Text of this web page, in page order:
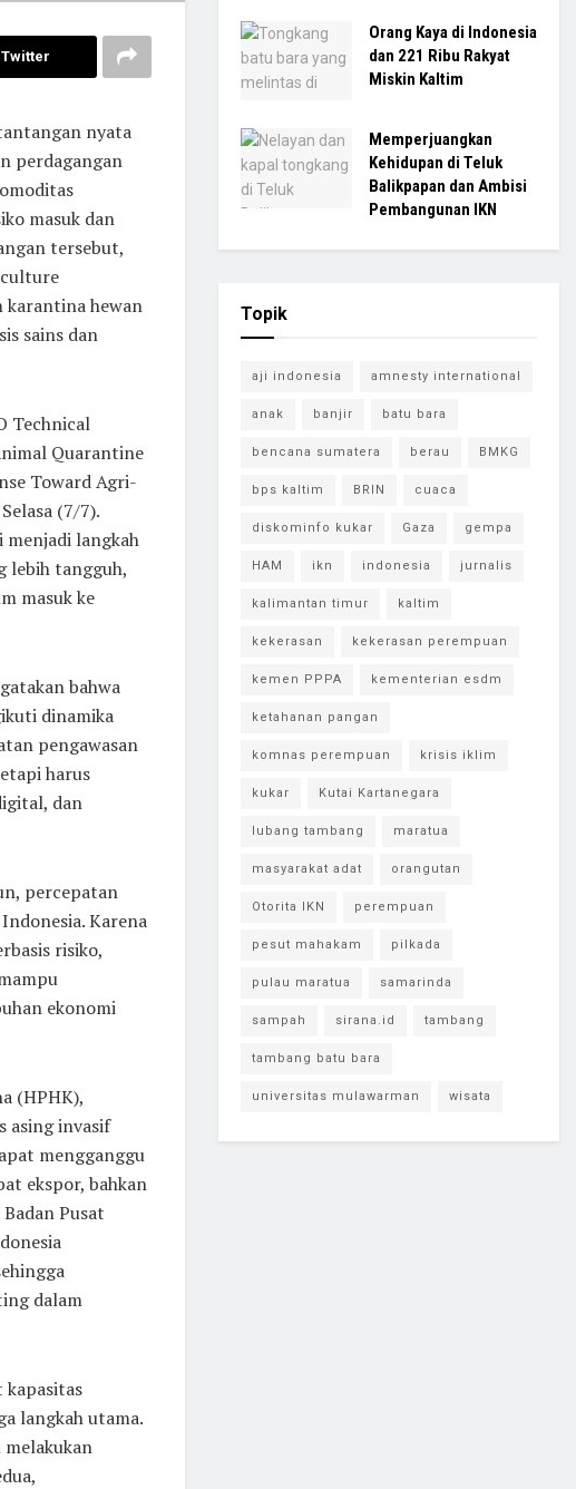
nyata
perdagangan
masuk dan
tersebut,
karantina hewan
sains dan
Technical
Quarantine
Toward Agri-
(7/7).
menjadi langkah
lebih tangguh,
masuk ke
bahwa
dinamika
pengawasan
harus
dan
percepatan
Karena
risiko,
ekonomi
(HPHK),
asing invasif
mengganggu
ekspor, bahkan
Pusat
dalam
kapasitas
langkah utama.
Orang Kaya di Indonesia
dan 221 Ribu Rakyat
Miskin Kaltim
Memperjuangkan
Kehidupan di Teluk
Balikpapan dan Ambisi
Pembangunan IKN
Topik
aji indonesia amnesty international
anak banjir batu bara
bencana sumatera berau BMKG
bps kaltim BRIN cuaca
diskominfo kukar Gaza gempa
HAM ikn indonesia jurnalis
kalimantan timur kaltim
kekerasan kekerasan perempuan
kemen PPPA kementerian esdm
ketahanan pangan
komnas perempuan krisis iklim
kukar Kutai Kartanegara
lubang tambang maratua
masyarakat adat orangutan
Otorita IKN perempuan
pesut mahakam pilkada
pulau maratua samarinda
sampah sirana.id tambang
tambang batu bara
universitas mulawarman wisata